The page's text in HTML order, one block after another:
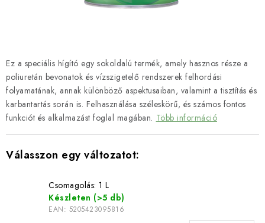
SZEMÉLYES ADATOK FELDOLGOZÁSA
Ez a speciális hígító egy sokoldalú termék, amely hasznos része a
poliuretán bevonatok és vízszigetelő rendszerek felhordási
folyamatának, annak különböző aspektusaiban, valamint a tisztítás és
karbantartás során is. Felhasználása széleskörű, és számos fontos
funkciót és alkalmazást foglal magában. Több információ
Csomagolás: 1 L
Készleten (>5 db)
EAN: 5205423095816